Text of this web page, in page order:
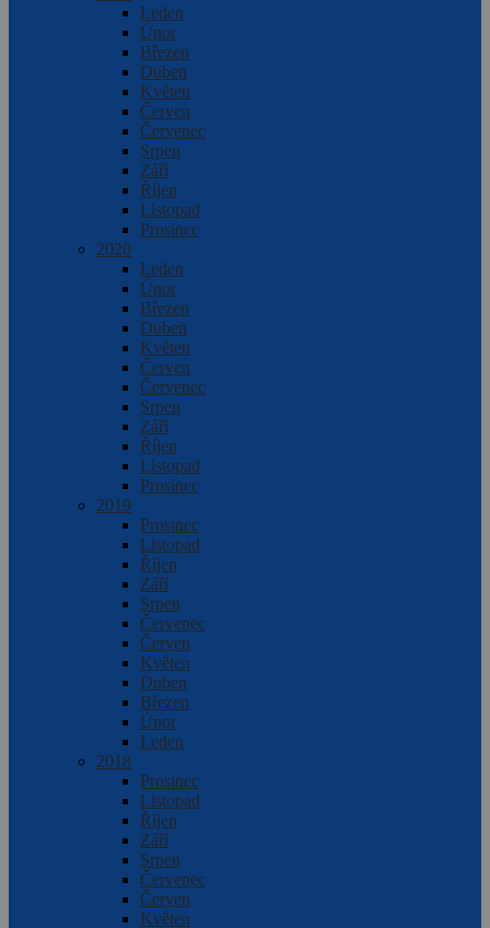
Leden
Únor
Březen
Duben
Květen
Červen
Červenec
Srpen
Září
Říjen
Listopad
Prosinec
2020
Leden
Únor
Březen
Duben
Květen
Červen
Červenec
Srpen
Září
Říjen
Listopad
Prosinec
2019
Prosinec
Listopad
Říjen
Září
Srpen
Červenec
Červen
Květen
Duben
Březen
Únor
Leden
2018
Prosinec
Listopad
Říjen
Září
Srpen
Červenec
Červen
Květen